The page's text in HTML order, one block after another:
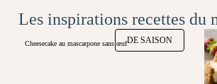
Les inspirations recettes du
DE SAISON
Cheesecake au mascarpone sans œuf